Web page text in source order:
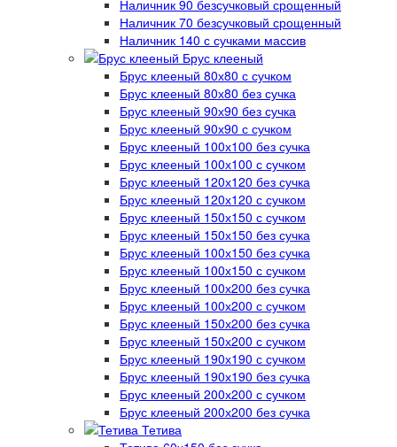
Наличник 90 безсучковый срощенный
Наличник 70 безсучковый срощенный
Наличник 140 с сучками массив
Брус клееный
Брус клееный 80х80 с сучком
Брус клееный 80х80 без сучка
Брус клееный 90х90 без сучка
Брус клееный 90х90 с сучком
Брус клееный 100х100 без сучка
Брус клееный 100х100 с сучком
Брус клееный 120х120 без сучка
Брус клееный 120х120 с сучком
Брус клееный 150х150 с сучком
Брус клееный 150х150 без сучка
Брус клееный 100х150 без сучка
Брус клееный 100х150 с сучком
Брус клееный 100х200 без сучка
Брус клееный 100х200 с сучком
Брус клееный 150х200 без сучка
Брус клееный 150х200 с сучком
Брус клееный 190х190 с сучком
Брус клееный 190х190 без сучка
Брус клееный 200х200 с сучком
Брус клееный 200х200 без сучка
Тетива